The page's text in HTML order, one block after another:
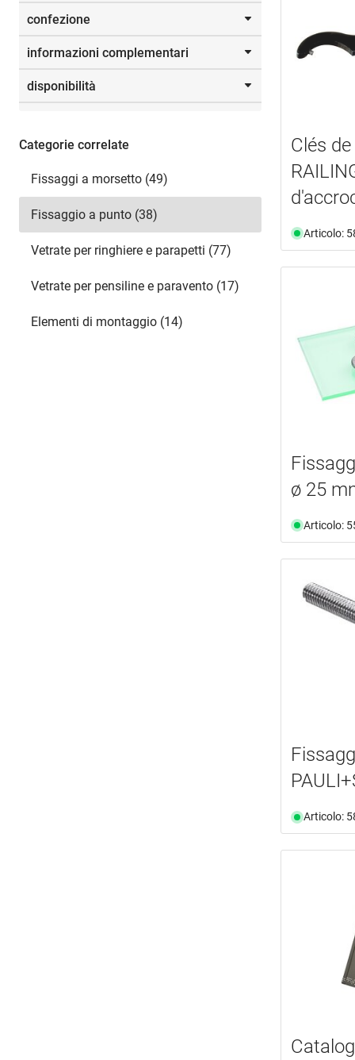
M 6 (2)
57.0 (1)
confezione
4 (6)
informazioni complementari
documento
disponibilità
non più disponibile
Categorie correlate
Fissaggi a morsetto (49)
Fissaggio a punto (38)
Vetrate per ringhiere e parapetti (77)
Vetrate per pensiline e paravento (17)
Elementi di montaggio (14)
Clés
Articolo:
ø 25
Articolo:
Articolo: